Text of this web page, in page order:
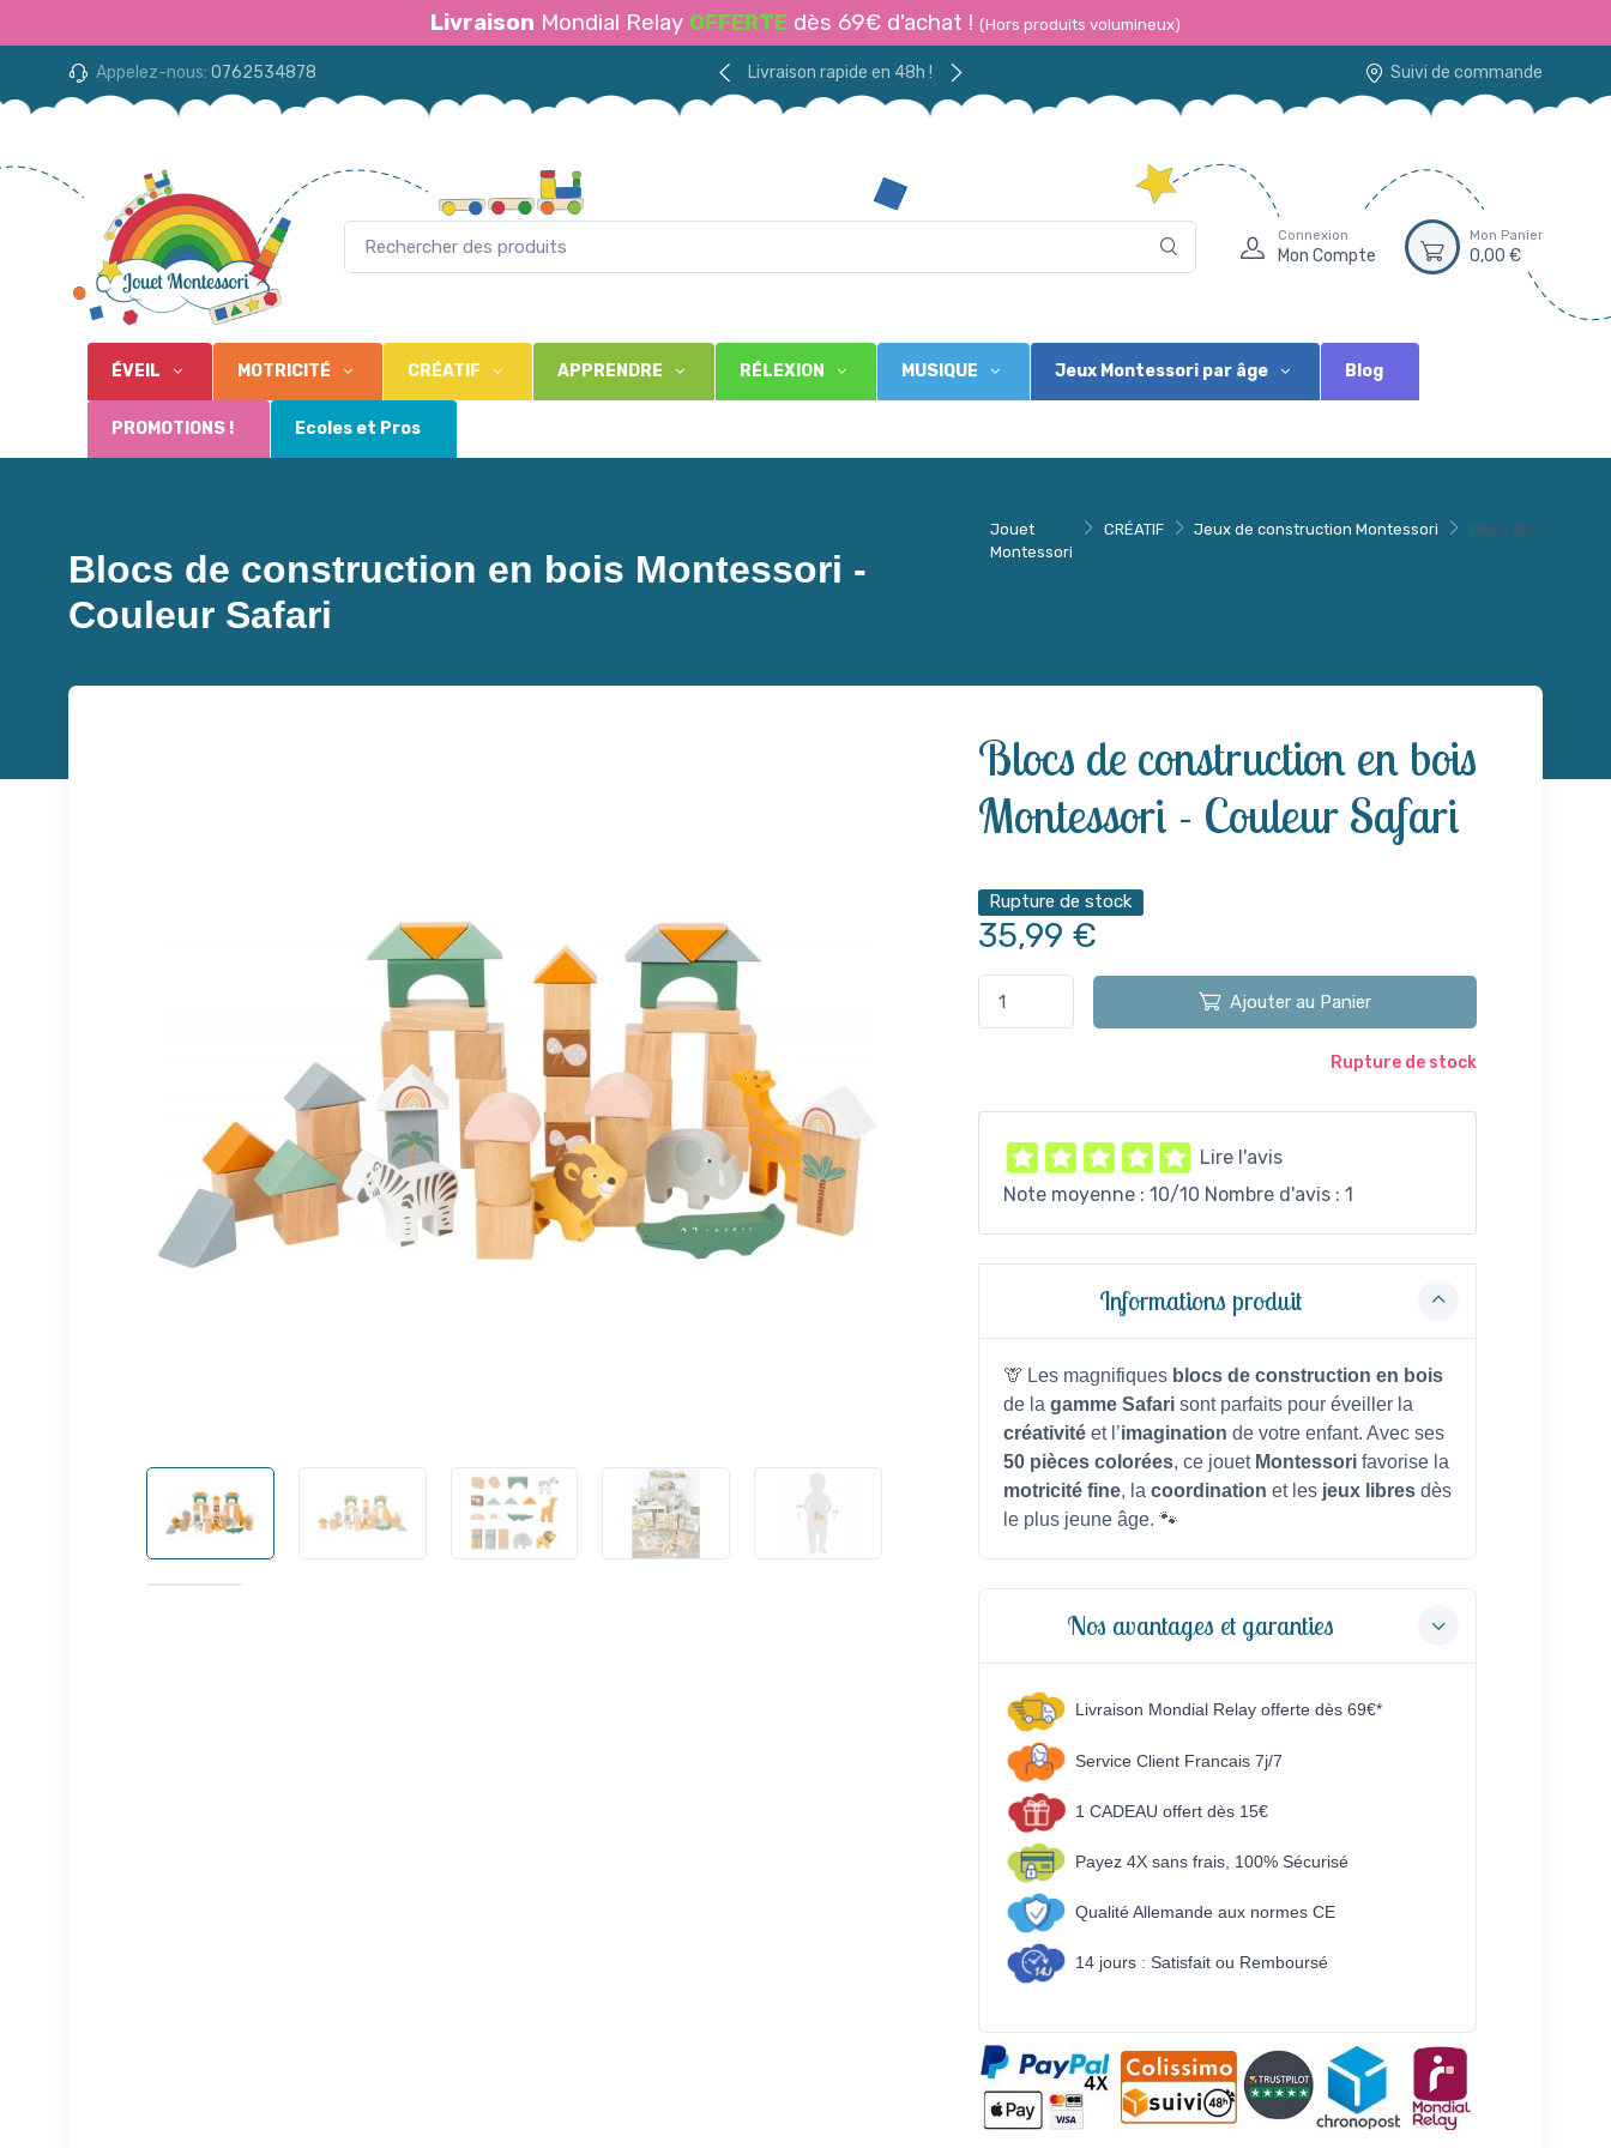
Livraison Mondial Relay OFFERTE dès 69€ d'achat ! (Hors produits volumineux)
Appelez-nous: 0762534878 Livraison rapide en 48h ! Suivi de commande
Connexion
Mon Compte
Mon Panier
0,00 €
ÉVEIL MOTRICITÉ CRÉATIF APPRENDRE RÉLEXION MUSIQUE Jeux Montessori par âge Blog
PROMOTIONS ! Ecoles et Pros
Jouet
Montessori
CRÉATIF Jeux de construction Montessori Blocs de...
Blocs de construction en bois Montessori -
Couleur Safari
Blocs de construction en bois
Montessori - Couleur Safari
Rupture de stock
35,99 €
Ajouter au Panier
Rupture de stock
Lire l'avis
Note moyenne : 10/10 Nombre d'avis : 1
Informations produit
🦒 Les magnifiques blocs de construction en bois
de la gamme Safarisont parfaits pour éveiller la
créativitéet l’imagination de votre enfant. Avec ses
50 pièces colorées, ce jouet Montessorifavorise la
motricité fine, la coordination et les jeux libresdès
le plus jeune âge. 🐾
Nos avantages et garanties
Livraison Mondial Relay offerte dès 69€*
Service Client Francais 7j/7
1 CADEAU offert dès 15€
Payez 4X sans frais, 100% Sécurisé
Qualité Allemande aux normes CE
14 jours : Satisfait ou Remboursé